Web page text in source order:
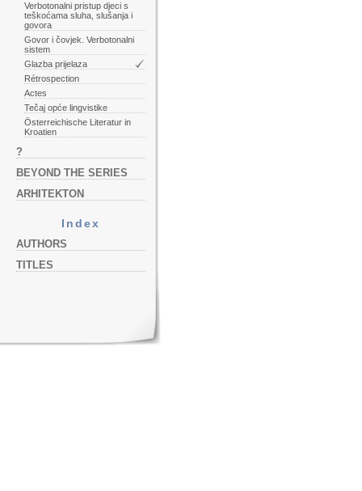
Verbotonalni pristup djeci s
teškoćama sluha, slušanja i
govora
Govor i čovjek. Verbotonalni
sistem
Glazba prijelaza
Rétrospection
Actes
Tečaj opće lingvistike
Österreichische Literatur in
Kroatien
?
BEYOND THE SERIES
ARHITEKTON
Index
AUTHORS
TITLES